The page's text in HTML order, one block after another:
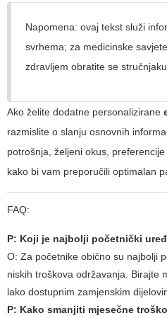
Napomena: ovaj tekst služi
svrhema; za medicinske
zdravljem obratite se stručnjaku.
Ako želite dodatne personalizirane
razmislite o slanju osnovnih
potrošnja, željeni okus,
kako bi vam preporučili optimalan
FAQ:
P: Koji je najbolji početnički
O: Za početnike obično su najbolji
niskih troškova održavanja. Birajte
lako dostupnim zamjenskim
P: Kako smanjiti mjesečne